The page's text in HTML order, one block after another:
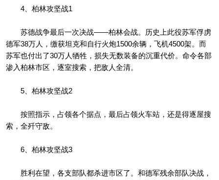
4、柏林攻坚战1
苏德战争最后一次决战——柏林会战。历史上此役苏军俘虏
德军38万人，缴获坦克和自行火炮1500余辆，飞机4500架。而
苏军也付出了30万人牺牲，损失无数装备的沉重代价。命令各部
渗入柏林市区，逐室搜索，把敌人全清。
5、柏林攻坚战2
按照指示，占领各个据点，最后占领火车站，还是得逐屋搜
索，全歼守敌。
6、柏林攻坚战3
胜利在望，各支部队都杀进市区了。和德军残余部队决战，